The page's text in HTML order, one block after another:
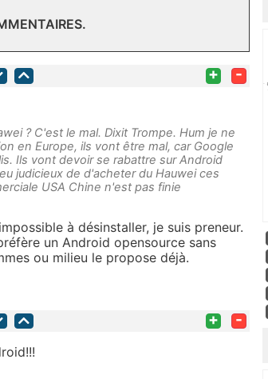
+ -
? C'est le mal. Dixit Trompe. Hum je ne
en Europe, ils vont être mal, car Google
Ils vont devoir se rabattre sur Android
judicieux de d'acheter du Hauwei ces
USA Chine n'est pas finie
à désinstaller, je suis preneur.
un Android opensource sans
ou milieu le propose déjà.
+ -